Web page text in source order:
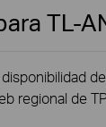
TL-
disponibilidad
regional de